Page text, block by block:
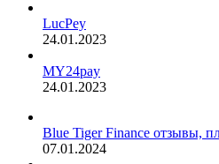
LucPey
24.01.2023
MY24pay
24.01.2023
Blue Tiger Finance отзывы,
07.01.2024